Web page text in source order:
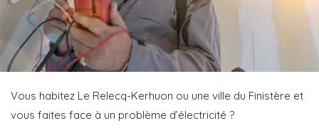
Vous habitez Le Relecq-Kerhuon ou une ville du Finistère et
vous faites face à un problème d’électricité ?